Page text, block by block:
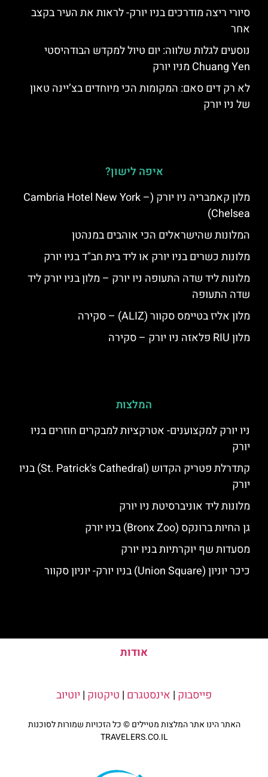
סיורי ריצה מודרכים בניו יורק- לראות את העיר בקצב
אחר
נוסעים לגלות שלווה: יום טיול למקדש הבודהיסטי
Chuang Yen מניו יורק
לא רק דים סאם: המקומות הכי מיוחדים בצ’יינה טאון
של ניו יורק
איפה לישון?
מלון קאמבריה ניו יורק (Cambria Hotel New York –
Chelsea)
המלונות שהישראלים הכי אוהבים במנהטן
מלונות כשרים בניו יורק או ליד בית חב"ד בניו יורק
מלונות ליד שדה התעופה ניו יורק – מלון בניו יורק ליד
שדה התעופה
מלון אליז בטיימס סקוור (ALIZ) – סקירה
מלון RIU פלאזה ניו יורק – סקירה
המלצות
ניו יורק למקצוענים- אטרקציות למבקרים חוזרים בניו
יורק
קתדרלת פטריק הקדוש (St. Patrick's Cathedral) בניו
יורק
מלונות ליד אוניברסיטת ניו יורק
גן החיות ברונקס (Bronx Zoo) בניו יורק
מסעדות שף יוקרתיות בניו יורק
כיכר יוניון (Union Square) בניו יורק- יוניון סקוור
אודות
פייסבוק | אינסטגרם | טיקטוק | יוטיוב
האתר הינו אתר המלצות מטיילים © כל הזכויות שמורות לסוכנות
TRAVELERS.CO.IL